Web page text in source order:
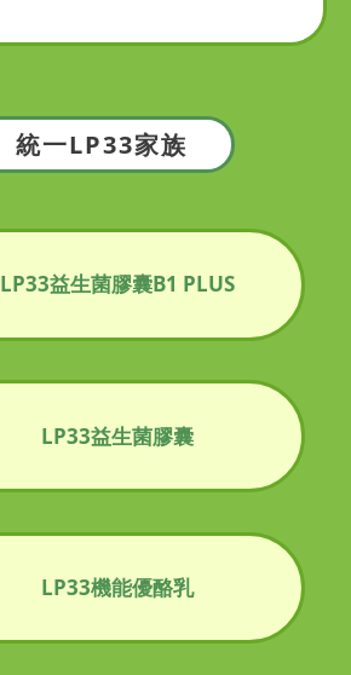
統一LP33家族
LP33益生菌膠囊B1 PLUS
LP33益生菌膠囊
LP33機能優酪乳